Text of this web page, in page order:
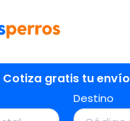
Cotiza gratis tu envío
Destino